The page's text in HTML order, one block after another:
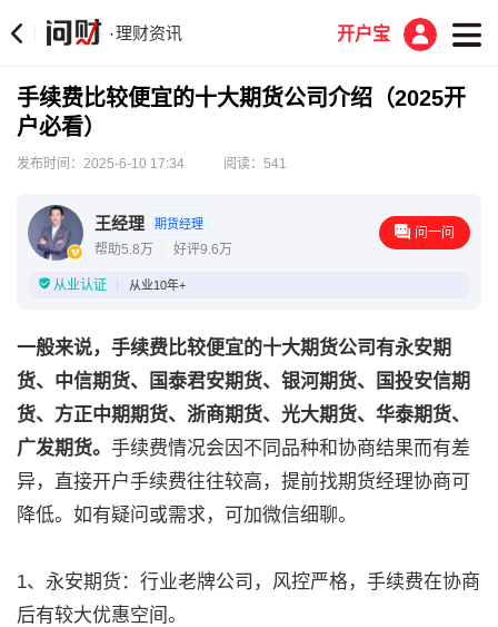
·理财资讯 开户宝
手续费比较便宜的十大期货公司介绍（2025开
户必看）
发布时间：2025-6-10 17:34 阅读：541
王经理 期货经理
帮助5.8万 好评9.6万
问一问
从业认证 从业10年+
一般来说，手续费比较便宜的十大期货公司有永安期
货、中信期货、国泰君安期货、银河期货、国投安信期
货、方正中期期货、浙商期货、光大期货、华泰期货、
广发期货。 手续费情况会因不同品种和协商结果而有差
异，直接开户手续费往往较高，提前找期货经理协商可
降低。如有疑问或需求，可加微信细聊。
1、永安期货：行业老牌公司，风控严格，手续费在协商
后有较大优惠空间。